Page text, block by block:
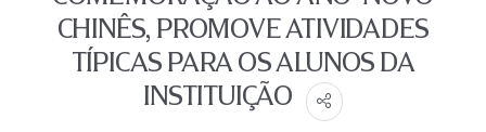
CHINÊS, PROMOVE ATIVIDADES
TÍPICAS PARA OS ALUNOS DA
INSTITUIÇÃO